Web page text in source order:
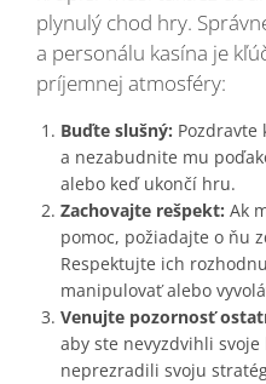
plynulý chod hry.
a personálu kasína je
príjemnej atmosféry:
Buďte slušný:
a nezabudnite mu
alebo keď ukončí hru.
Zachovajte rešpekt: Ak
pomoc, požiadajte o ňu
Respektujte ich
manipulovať alebo
Venujte pozornosť
aby ste nevyzdvihli
neprezradili svoju